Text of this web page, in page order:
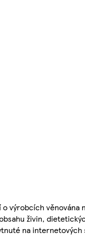
výrobcích
živin,
na internetových